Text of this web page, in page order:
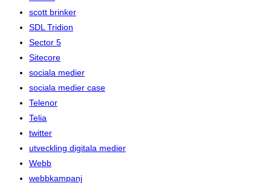
scott brinker
SDL Tridion
Sector 5
Sitecore
sociala medier
sociala medier case
Telenor
Telia
twitter
utveckling digitala medier
Webb
webbkampanj